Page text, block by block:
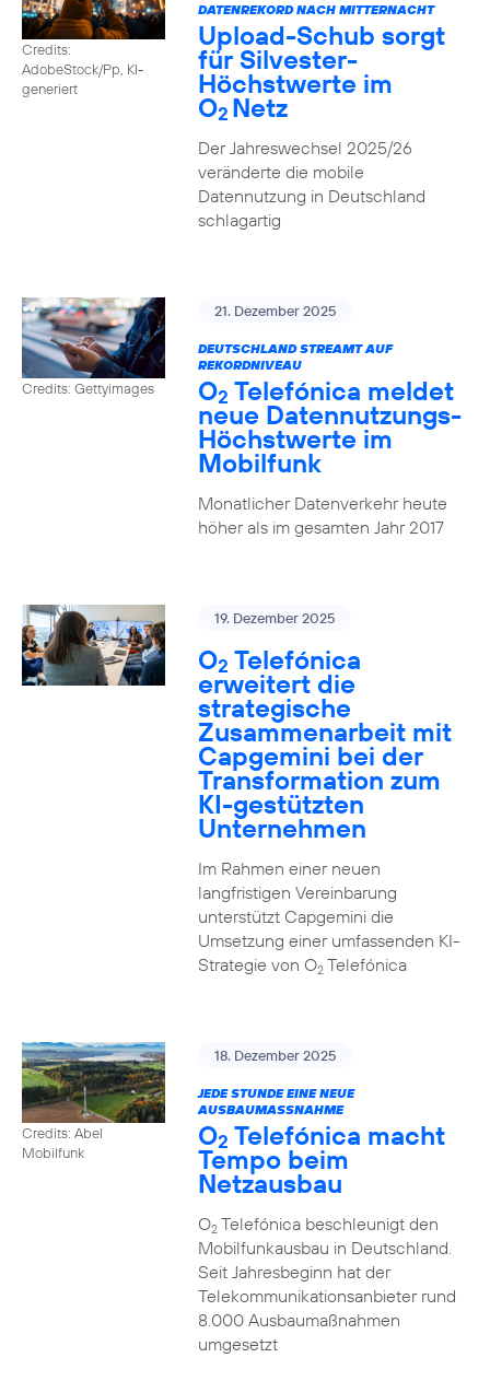
Credits:
AdobeStock/Pp, KI-
generiert
DATENREKORD NACH MITTERNACHT
Upload-Schub sorgt
für Silvester-
Höchstwerte im
O2 Netz
Der Jahreswechsel 2025/26
veränderte die mobile
Datennutzung in Deutschland
schlagartig
Credits: Gettyimages
21. Dezember 2025
DEUTSCHLAND STREAMT AUF
REKORDNIVEAU
O2 Telefónica meldet
neue Datennutzungs-
Höchstwerte im
Mobilfunk
Monatlicher Datenverkehr heute
höher als im gesamten Jahr 2017
19. Dezember 2025
O2 Telefónica
erweitert die
strategische
Zusammenarbeit mit
Capgemini bei der
Transformation zum
KI-gestützten
Unternehmen
Im Rahmen einer neuen
langfristigen Vereinbarung
unterstützt Capgemini die
Umsetzung einer umfassenden KI-
Strategie von O2Telefónica
Credits: Abel
Mobilfunk
18. Dezember 2025
JEDE STUNDE EINE NEUE
AUSBAUMASSNAHME
O2 Telefónica macht
Tempo beim
Netzausbau
O2Telefónica beschleunigt den
Mobilfunkausbau in Deutschland.
Seit Jahresbeginn hat der
Telekommunikationsanbieter rund
8.000 Ausbaumaßnahmen
umgesetzt